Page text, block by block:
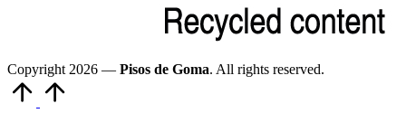
Copyright 2026 — Pisos de Goma. All rights reserved.